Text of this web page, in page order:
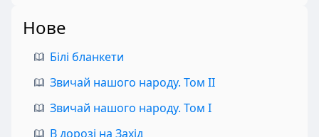
Нове
Білі бланкети
Звичай нашого народу. Том II
Звичай нашого народу. Том I
В дорозі на Захід